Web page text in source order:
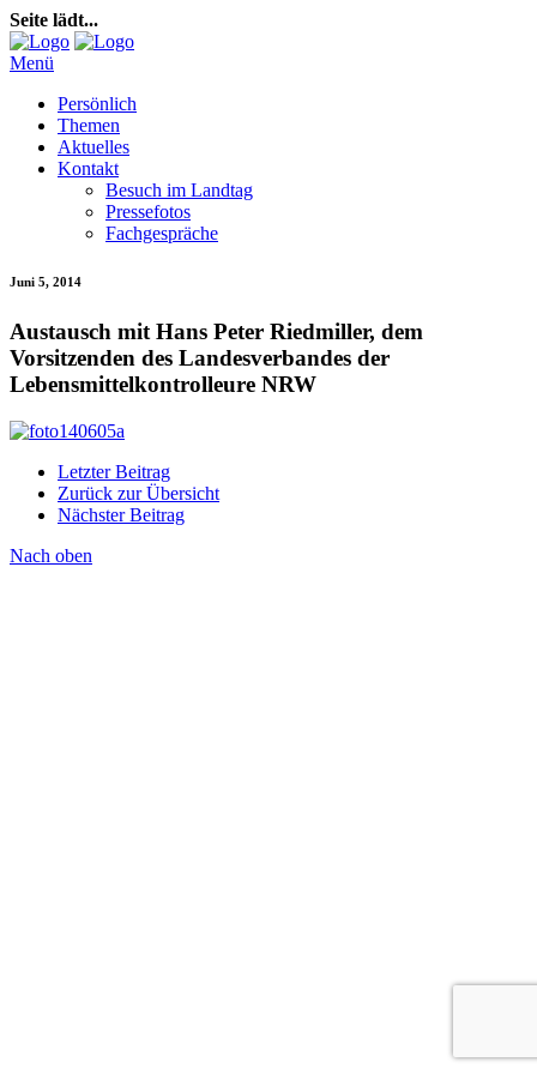
Seite lädt...
Menü
Persönlich
Themen
Aktuelles
Kontakt
Besuch im Landtag
Pressefotos
Fachgespräche
Juni 5, 2014
Austausch mit Hans Peter Riedmiller, dem
Vorsitzenden des Landesverbandes der
Lebensmittelkontrolleure NRW
Letzter Beitrag
Zurück zur Übersicht
Nächster Beitrag
Nach oben